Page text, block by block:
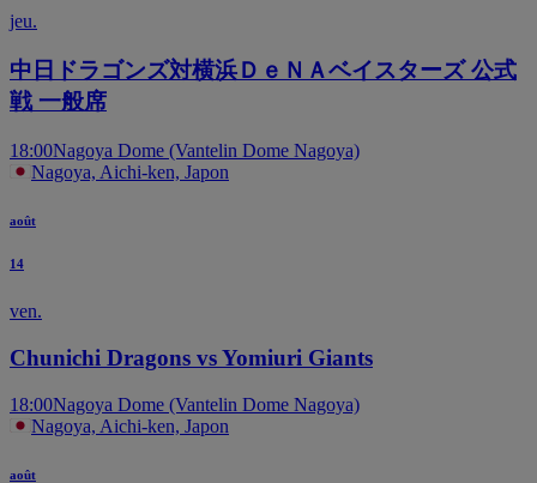
jeu.
中日ドラゴンズ対横浜ＤｅＮＡベイスターズ 公式
戦 一般席
18:00Nagoya Dome (Vantelin Dome Nagoya)
Nagoya, Aichi-ken, Japon
août
14
ven.
Chunichi Dragons vs Yomiuri Giants
18:00Nagoya Dome (Vantelin Dome Nagoya)
Nagoya, Aichi-ken, Japon
août